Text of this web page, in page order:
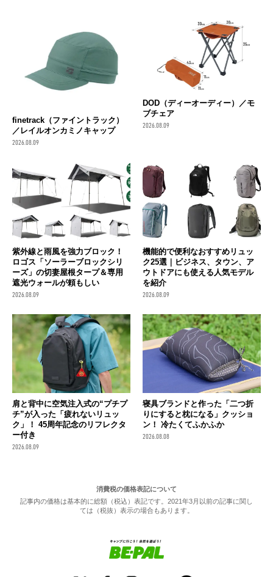
finetrack（ファイントラック）
／レイルオンカミノキャップ
2026.08.09
DOD（ディーオーディー）／モ
ブチェア
2026.08.09
紫外線と雨風を強力ブロック！
ロゴス「ソーラーブロックシリ
ーズ」の切妻屋根タープ＆専用
遮光ウォールが頼もしい
2026.08.09
機能的で便利なおすすめリュッ
ク25選｜ビジネス、タウン、ア
ウトドアにも使える人気モデル
を紹介
2026.08.09
肩と背中に空気注入式の“プチプ
チ”が入った「疲れないリュッ
ク」！ 45周年記念のリフレクタ
ー付き
2026.08.09
寝具ブランドと作った「二つ折
りにすると枕になる」クッショ
ン！ 冷たくてふかふか
2026.08.08
消費税の価格表記について
記事内の価格は基本的に総額（税込）表記です。2021年3月以前の記事に関し
ては（税抜）表示の場合もあります。